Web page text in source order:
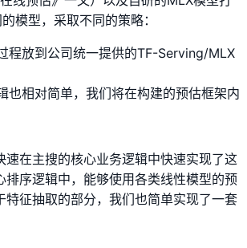
模型，采取不同的策略：
程放到公司统一提供的TF-Serving/MLX
也相对简单，我们将在构建的预估框架内
在主搜的核心业务逻辑中快速实现了这
序逻辑中，能够使用各类线性模型的预
征抽取的部分，我们也简单实现了一套